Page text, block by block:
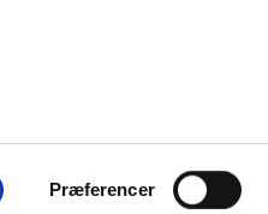
Præferencer